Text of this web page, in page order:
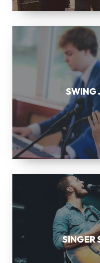
SWING
JAZZ
SINGER
SONGWRITER